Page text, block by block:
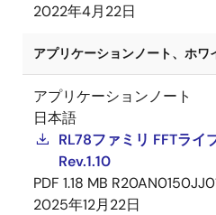
2022年4月22日
アプリケーションノート、ホ
アプリケーションノート
日本語
RL78ファミリ FFTライ
Rev.1.10
PDF 1.18 MB
2025年12月22日